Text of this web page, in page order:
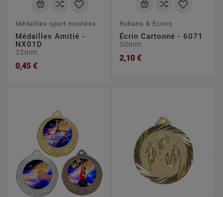
Médailles sport moulées
Médailles Amitié -
NX01D
32mm
0,45 €
Rubans & Écrins
Écrin Cartonné - 6071
50mm
2,10 €